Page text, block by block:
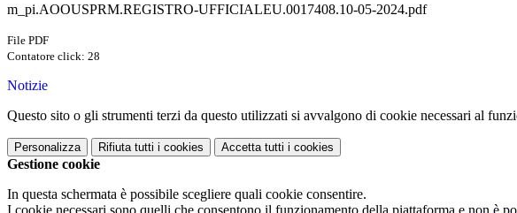
m_pi.AOOUSPRM.REGISTRO-UFFICIALEU.0017408.10-05-2024.pdf
File PDF
Contatore click: 28
Notizie
Questo sito o gli strumenti terzi da questo utilizzati si avvalgono di cookie necessari al
Personalizza Rifiuta tutti i cookies Accetta tutti i cookies
Gestione cookie
In questa schermata è possibile scegliere quali cookie consentire.
I cookie necessari sono quelli che consentono il funzionamento della piattaforma e non è